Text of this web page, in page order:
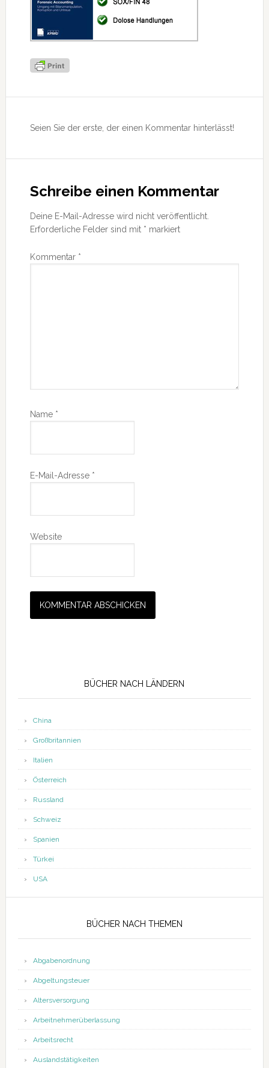
Interaktionen
Seien Sie der erste, der einen Kommentar hinterlässt!
Schreibe einen Kommentar
Deine E-Mail-Adresse wird nicht veröffentlicht.
Erforderliche Felder sind mit * markiert
Kommentar *
Name *
E-Mail-Adresse *
Website
BÜCHER NACH LÄNDERN
China
Großbritannien
Italien
Österreich
Russland
Schweiz
Spanien
Türkei
USA
BÜCHER NACH THEMEN
Abgabenordnung
Abgeltungsteuer
Altersversorgung
Arbeitnehmerüberlassung
Arbeitsrecht
Auslandstätigkeiten